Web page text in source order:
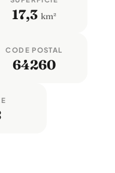
17,3 km²
CODE POSTAL
64260